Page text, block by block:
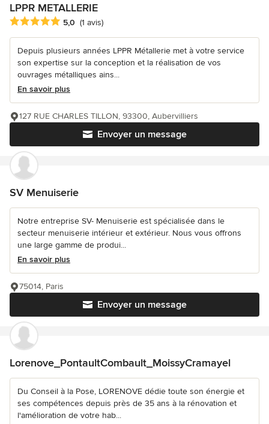
LPPR METALLERIE
Note moyenne : 5 étoiles sur 5
5,0 (1 avis)
Depuis plusieurs années LPPR Métallerie met à votre service
son expertise sur la conception et la réalisation de vos
ouvrages métalliques ains...
En savoir plus
Envoyer un message
127 RUE CHARLES TILLON, 93300, Aubervilliers
SV Menuiserie
Notre entreprise SV- Menuiserie est spécialisée dans le
secteur menuiserie intérieur et extérieur. Nous vous offrons
une large gamme de produi...
En savoir plus
Envoyer un message
75014, Paris
Lorenove_PontaultCombault_MoissyCramayel
Du Conseil à la Pose, LORENOVE dédie toute son énergie et
ses compétences depuis près de 35 ans à la rénovation et
l'amélioration de votre hab...